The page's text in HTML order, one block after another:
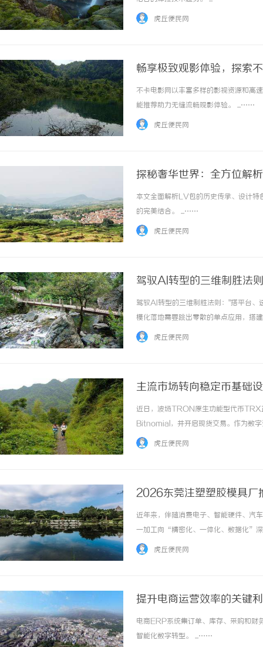
虎丘便民网
畅享极致观影体验，探索
不卡电影网以丰富多样的影视资源和高
能推荐助力无缝流畅观影体验。 ...……
虎丘便民网
探秘奢华世界：全方位解
本文全面解析LV包的历史传承、设计特
的完美结合。 ...……
虎丘便民网
驾驭AI转型的三维制胜法
驾驭AI转型的三维制胜法则："搭平台
模化落地需要跳出零散的单点应用，搭
沉淀和复用。气体绝缘开关柜其次，
虎丘便民网
主流市场转向稳定币基础
近日，波场TRON原生功能型代币TRX
Bitnomial，并开启现货交易。作为数
道，也向市场传递出一个值得关注的信
虎丘便民网
2026东莞注塑塑胶模具
近年来，伴随消费电子、智能硬件、汽
一加工向“精密化、一体化、数据化”
质、成本与上市周期。在东莞这一全球
虎丘便民网
提升电商运营效率的关
电商ERP系统集订单、库存、采购和财
智能化数字转型。 ...……
的秘密武器